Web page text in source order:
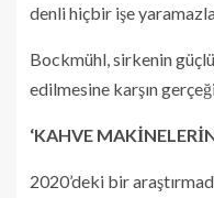
denli hiçbir işe
Bockmühl, sirkenin
edilmesine karşın
‘KAHVE
2020’deki bir